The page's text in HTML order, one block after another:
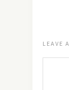
LEAVE